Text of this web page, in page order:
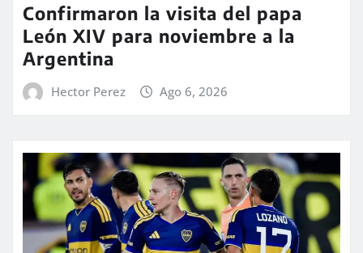
Confirmaron la visita del papa
León XIV para noviembre a la
Argentina
Hector Perez Ago 6, 2026